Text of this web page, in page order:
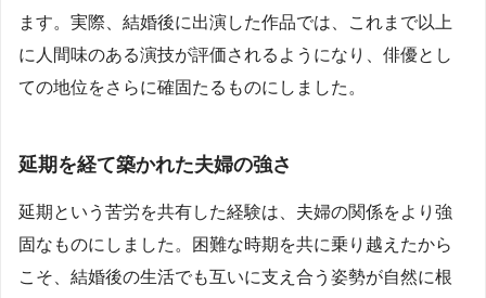
ます。実際、結婚後に出演した作品では、これまで以上
に人間味のある演技が評価されるようになり、俳優とし
ての地位をさらに確固たるものにしました。
延期を経て築かれた夫婦の強さ
延期という苦労を共有した経験は、夫婦の関係をより強
固なものにしました。困難な時期を共に乗り越えたから
こそ、結婚後の生活でも互いに支え合う姿勢が自然に根